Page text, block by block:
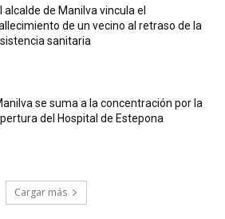
alcalde de Manilva vincula el
de un vecino al retraso de la
sanitaria
se suma a la concentración por la
del Hospital de Estepona
Cargar más